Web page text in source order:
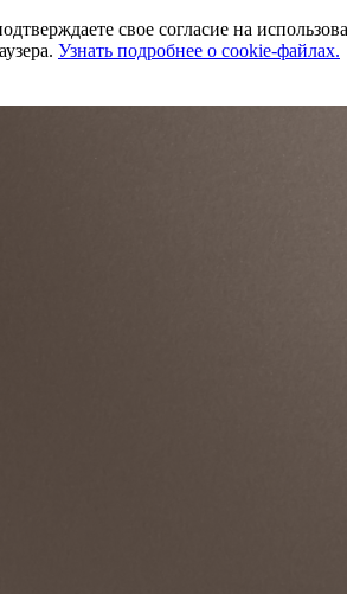
свое согласие на
Узнать подробнее о cookie-файлах.